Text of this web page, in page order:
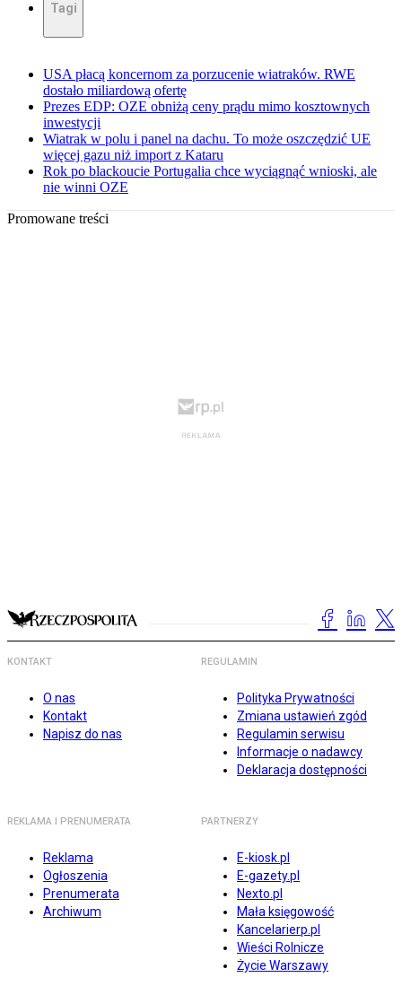
Tagi
USA płacą koncernom za porzucenie wiatraków. RWE
dostało miliardową ofertę
Prezes EDP: OZE obniżą ceny prądu mimo kosztownych
inwestycji
Wiatrak w polu i panel na dachu. To może oszczędzić UE
więcej gazu niż import z Kataru
Rok po blackoucie Portugalia chce wyciągnąć wnioski, ale
nie winni OZE
Promowane treści
KONTAKT
O nas
Kontakt
Napisz do nas
REGULAMIN
Polityka Prywatności
Zmiana ustawień zgód
Regulamin serwisu
Informacje o nadawcy
Deklaracja dostępności
REKLAMA I PRENUMERATA
Reklama
Ogłoszenia
Prenumerata
Archiwum
PARTNERZY
E-kiosk.pl
E-gazety.pl
Nexto.pl
Mała księgowość
Kancelarierp.pl
Wieści Rolnicze
Życie Warszawy